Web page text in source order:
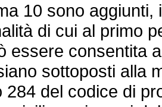
10 sono aggiunti,
di cui al primo
essere consentita
sottoposti alla
284 del codice di